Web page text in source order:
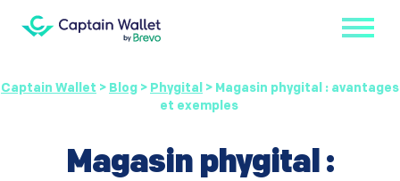
Captain Wallet > Blog > Phygital > Magasin phygital : avantages
et exemples
Magasin phygital :